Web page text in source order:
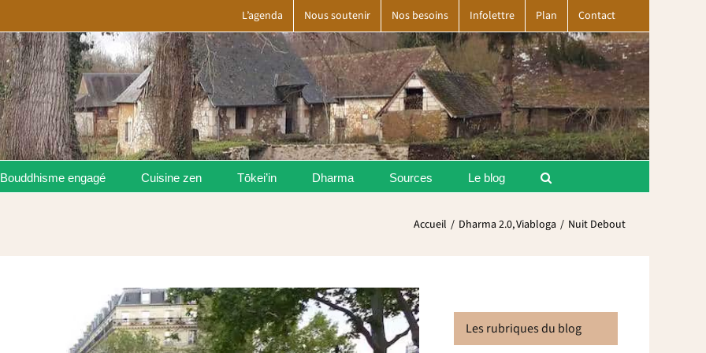
L’agenda Nous soutenir Nos besoins Infolettre Plan Contact
Bouddhisme engagé Cuisine zen Tōkei’in Dharma Sources Le blog
Accueil Dharma 2.0 Viabloga Nuit Debout
Les rubriques du blog